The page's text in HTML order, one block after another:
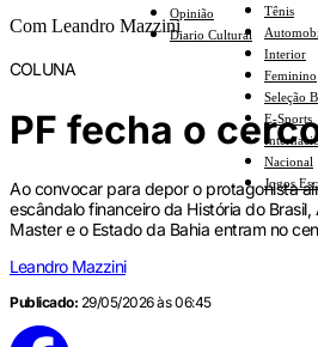
Tênis
Interior
Feminino
Seleção
E-Sports
Nacional
Jogos
Opinião
Diario Cultural
Com Leandro Mazzini
COLUNA
PF fecha o
Ao convocar para depor o protagonista
escândalo financeiro da História do
Master e o Estado da Bahia entram no
Leandro Mazzini
Publicado: 29/05/2026 às 06:45